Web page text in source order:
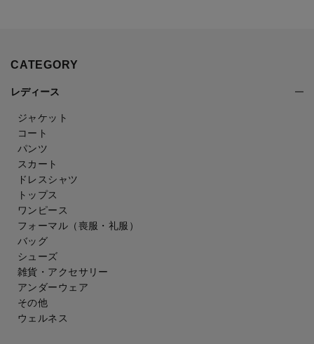
CATEGORY
レディース
ジャケット
コート
パンツ
スカート
ドレスシャツ
トップス
ワンピース
フォーマル（喪服・礼服）
バッグ
シューズ
雑貨・アクセサリー
アンダーウェア
その他
ウェルネス